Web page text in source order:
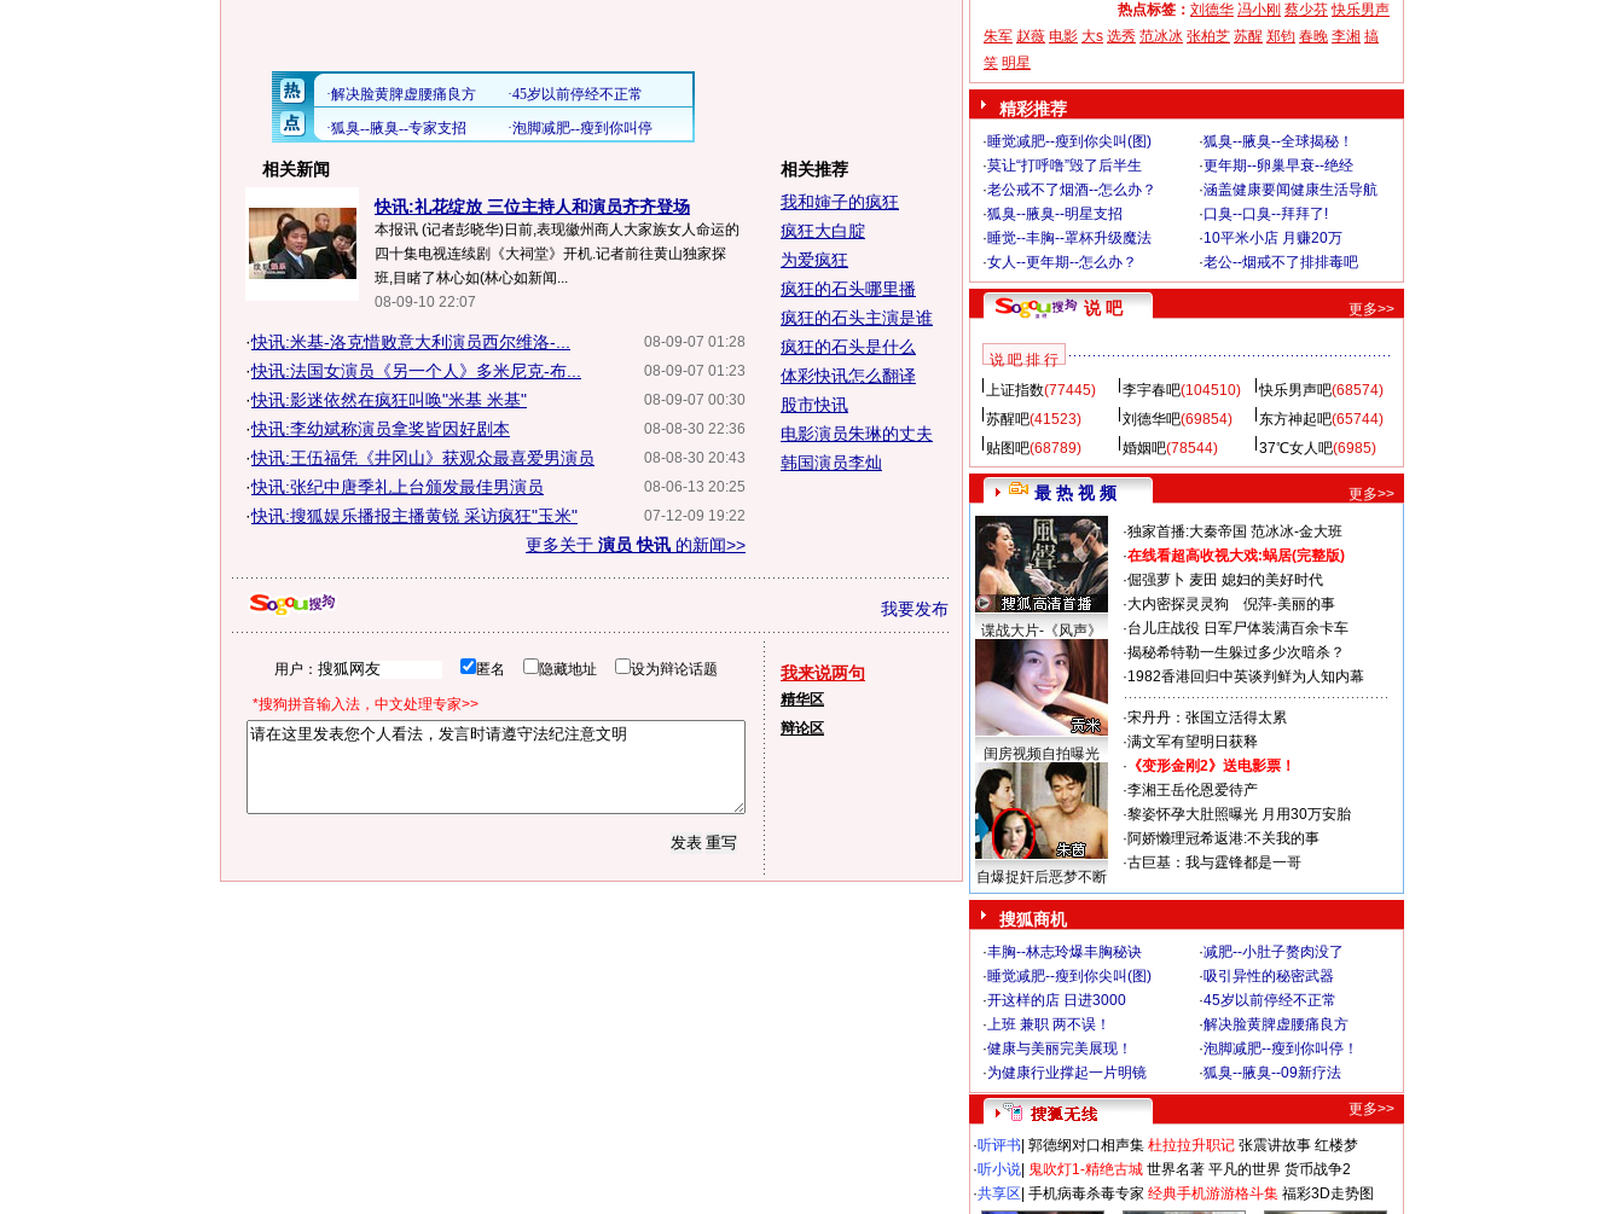
相关新闻
快讯:礼花绽放 三位主持人和演员齐齐登场
本报讯 (记者彭晓华)日前,表现徽州商人大家族女人命运的
四十集电视连续剧《大祠堂》开机.记者前往黄山独家探
班,目睹了林心如(林心如新闻...
08-09-10 22:07
08-09-07 01:28
·快讯:米基-洛克惜败意大利演员西尔维洛-...
08-09-07 01:23
·快讯:法国女演员《另一个人》多米尼克-布...
08-09-07 00:30
·快讯:影迷依然在疯狂叫唤"米基 米基"
08-08-30 22:36
·快讯:李幼斌称演员拿奖皆因好剧本
08-08-30 20:43
·快讯:王伍福凭《井冈山》获观众最喜爱男演员
08-06-13 20:25
·快讯:张纪中唐季礼上台颁发最佳男演员
07-12-09 19:22
·快讯:搜狐娱乐播报主播黄锐 采访疯狂"玉米"
更多关于 演员 快讯 的新闻>>
相关推荐
我和婶子的疯狂
疯狂大白腚
为爱疯狂
疯狂的石头哪里播
疯狂的石头主演是谁
疯狂的石头是什么
体彩快讯怎么翻译
股市快讯
电影演员朱琳的丈夫
韩国演员李灿
我要发布
用户： 匿名 隐藏地址 设为辩论话题
*搜狗拼音输入法，中文处理专家>>
我来说两句
精华区
辩论区
热点标签： 刘德华 冯小刚 蔡少芬 快乐男声
朱军 赵薇 电影 大s 选秀 范冰冰 张柏芝 苏醒 郑钧 春晚 李湘 搞
笑 明星
精彩推荐
·睡觉减肥--瘦到你尖叫(图) ·狐臭--腋臭--全球揭秘！
·莫让“打呼噜”毁了后半生 ·更年期--卵巢早衰--绝经
·老公戒不了烟酒--怎么办？ ·涵盖健康要闻健康生活导航
·狐臭--腋臭--明星支招 ·口臭--口臭--拜拜了!
·睡觉--丰胸--罩杯升级魔法 ·10平米小店 月赚20万
·女人--更年期--怎么办？ ·老公--烟戒不了排排毒吧
说 吧 更多>>
说 吧 排 行
上证指数(77445) 李宇春吧(104510) 快乐男声吧(68574)
苏醒吧(41523) 刘德华吧(69854) 东方神起吧(65744)
贴图吧(68789) 婚姻吧(78544) 37℃女人吧(6985)
最 热 视 频 更多>>
谍战大片-《风声》
闺房视频自拍曝光
自爆捉奸后恶梦不断
·独家首播:大秦帝国 范冰冰-金大班
·在线看超高收视大戏:蜗居(完整版)
·倔强萝卜 麦田 媳妇的美好时代
·大内密探灵灵狗
倪萍-美丽的事
·台儿庄战役 日军尸体装满百余卡车
·揭秘希特勒一生躲过多少次暗杀？
·1982香港回归中英谈判鲜为人知内幕
·宋丹丹：张国立活得太累
·满文军有望明日获释
· 《变形金刚2》送电影票！
·李湘王岳伦恩爱待产
·黎姿怀孕大肚照曝光 月用30万安胎
·阿娇懒理冠希返港:不关我的事
·古巨基：我与霆锋都是一哥
搜狐商机
·丰胸--林志玲爆丰胸秘诀 ·减肥--小肚子赘肉没了
·睡觉减肥--瘦到你尖叫(图) ·吸引异性的秘密武器
·开这样的店 日进3000 ·45岁以前停经不正常
·上班 兼职 两不误！ ·解决脸黄脾虚腰痛良方
·健康与美丽完美展现！ ·泡脚减肥--瘦到你叫停！
·为健康行业撑起一片明镜 ·狐臭--腋臭--09新疗法
更多>>
·听评书 郭德纲对口相声集 杜拉拉升职记 张震讲故事 红楼梦
·听小说 鬼吹灯1-精绝古城 世界名著 平凡的世界 货币战争2
·共享区 手机病毒杀毒专家 经典手机游游格斗集 福彩3D走势图